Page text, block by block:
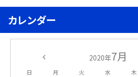
カレンダー
2020年7月
日 月 火 水 木